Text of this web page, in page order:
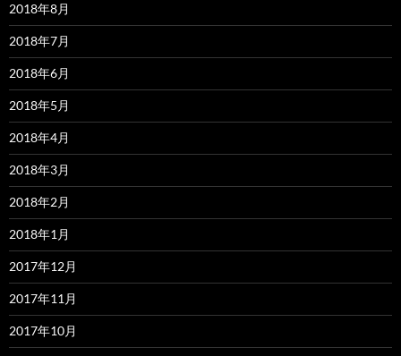
2018年8月
2018年7月
2018年6月
2018年5月
2018年4月
2018年3月
2018年2月
2018年1月
2017年12月
2017年11月
2017年10月